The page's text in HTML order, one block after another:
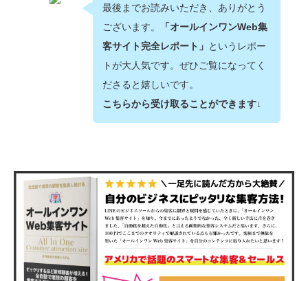
最後までお読みいただき、ありがとう
ございます。
「オールインワンWeb集
客サイト完全レポート」 というレポー
トが大人気です。ぜひご覧になってく
ださると嬉しいです。
こちらから受け取ることができます↓